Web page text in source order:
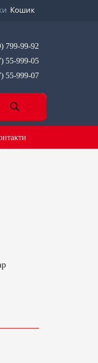
Кошик
799-99-92
55-999-05
55-999-07